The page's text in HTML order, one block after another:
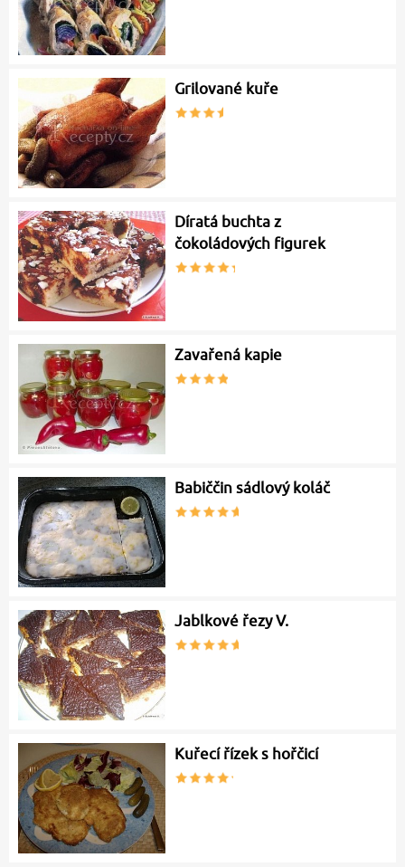
Grilované kuře
Díratá buchta z
čokoládových figurek
Zavařená kapie
Babiččin sádlový koláč
Jablkové řezy V.
Kuřecí řízek s hořčicí